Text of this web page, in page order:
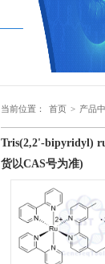
当前位置： 首页 > 产品
Tris(2,2'-bipyridyl)
货以CAS号为准)